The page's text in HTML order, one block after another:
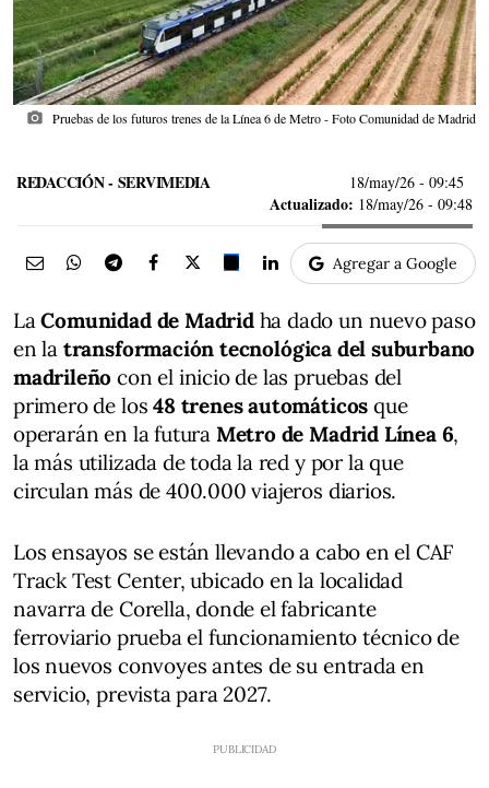
photo_camera Pruebas de los futuros trenes de la Línea 6 de Metro - Foto Comunidad de Madrid
REDACCIÓN - SERVIMEDIA 18/may/26 - 09:45
Actualizado: 18/may/26 - 09:48
Agregar a Google
LaComunidad de Madridha dado un nuevo paso
en la transformación tecnológica del suburbano
madrileño con el inicio de las pruebas del
primero de los48 trenes automáticos que
operarán en la futura Metro de Madrid Línea 6,
la más utilizada de toda la red y por la que
circulan más de 400.000 viajeros diarios.
Los ensayos se están llevando a cabo en el CAF
Track Test Center, ubicado en la localidad
navarra de Corella, donde el fabricante
ferroviario prueba el funcionamiento técnico de
los nuevos convoyes antes de su entrada en
servicio, prevista para 2027.